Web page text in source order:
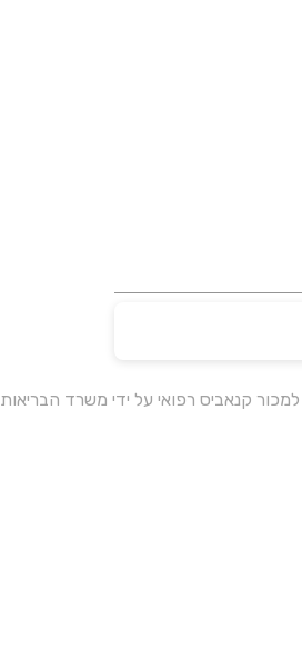
קנאביס רפואי על ידי משרד הבריאות